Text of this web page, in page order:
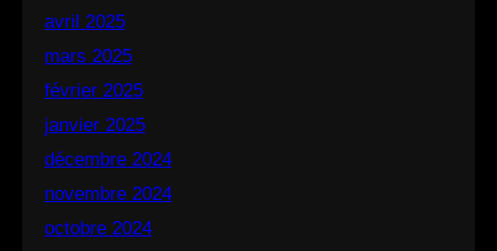
avril 2025
mars 2025
février 2025
janvier 2025
décembre 2024
novembre 2024
octobre 2024